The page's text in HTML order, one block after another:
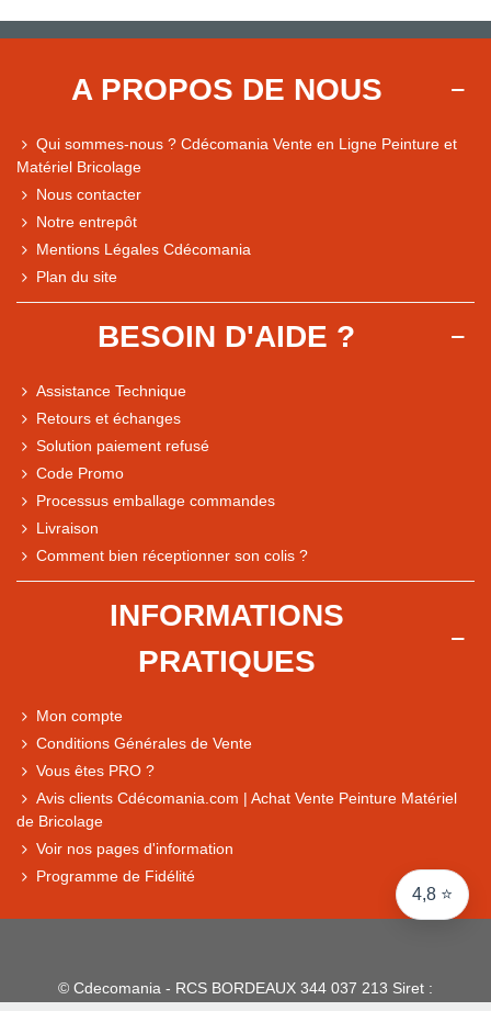
4,8 ⭐
Comparaison des performances du magasin
Express, Chez vous, Point relais, Retrait magasin
A PROPOS DE NOUS
Qui sommes-nous ? Cdécomania Vente en Ligne Peinture et
Matériel Bricolage
Nous contacter
Notre entrepôt
Mentions Légales Cdécomania
Plan du site
BESOIN D'AIDE ?
Assistance Technique
Retours et échanges
Solution paiement refusé
Code Promo
Processus emballage commandes
Livraison
Comment bien réceptionner son colis ?
INFORMATIONS
PRATIQUES
Mon compte
Conditions Générales de Vente
Vous êtes PRO ?
Avis clients Cdécomania.com | Achat Vente Peinture Matériel
de Bricolage
Voir nos pages d'information
Programme de Fidélité
© Cdecomania - RCS BORDEAUX 344 037 213 Siret :